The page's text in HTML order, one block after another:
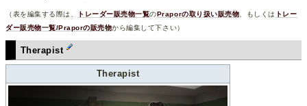
（表を編集する際は、 トレーダー販売物一覧の Praporの取り扱い販売物、もしくは
トレー
ダー販売物一覧/Praporの販売物から編集して下さい）
Therapist
Therapist